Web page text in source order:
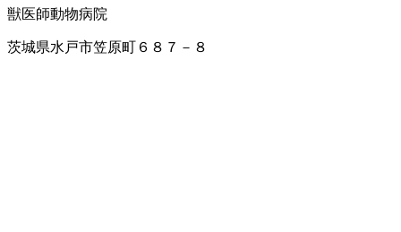
獣医師動物病院
茨城県水戸市笠原町６８７－８